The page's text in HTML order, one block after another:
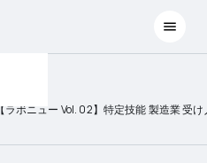
【ラボニュー Vol. 02】特定技能 製造業 受